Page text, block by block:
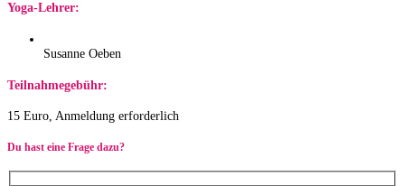
Yoga-Lehrer:
Susanne Oeben
Teilnahmegebühr:
15 Euro, Anmeldung erforderlich
Du hast eine Frage dazu?